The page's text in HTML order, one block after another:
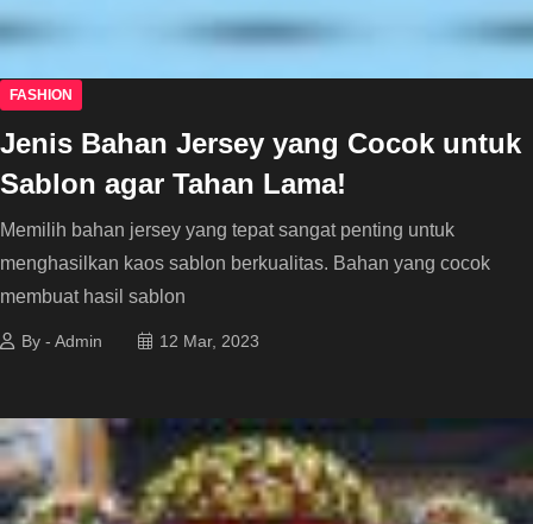
FASHION
Jenis Bahan Jersey yang Cocok untuk
Sablon agar Tahan Lama!
Memilih bahan jersey yang tepat sangat penting untuk
menghasilkan kaos sablon berkualitas. Bahan yang cocok
membuat hasil sablon
By - Admin 12 Mar, 2023